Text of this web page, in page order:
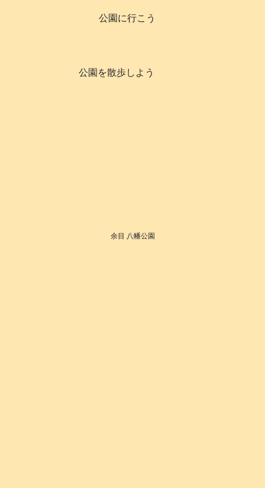
公園に行こう
公園を散歩しよう
余目 八幡公園